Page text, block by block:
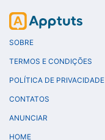
SOBRE
TERMOS E CONDIÇÕES
POLÍTICA DE PRIVACIDADE
CONTATOS
ANUNCIAR
HOME